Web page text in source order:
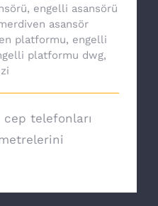
, engelli asansörü
asansör
platformu, engelli
platformu dwg,
cep telefonları